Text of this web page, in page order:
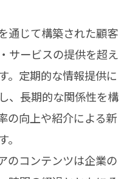
通じて構築された顧客
サービスの提供を超え
。定期的な情報提供に
、長期的な関係性を構
の向上や紹介による新
のコンテンツは企業の